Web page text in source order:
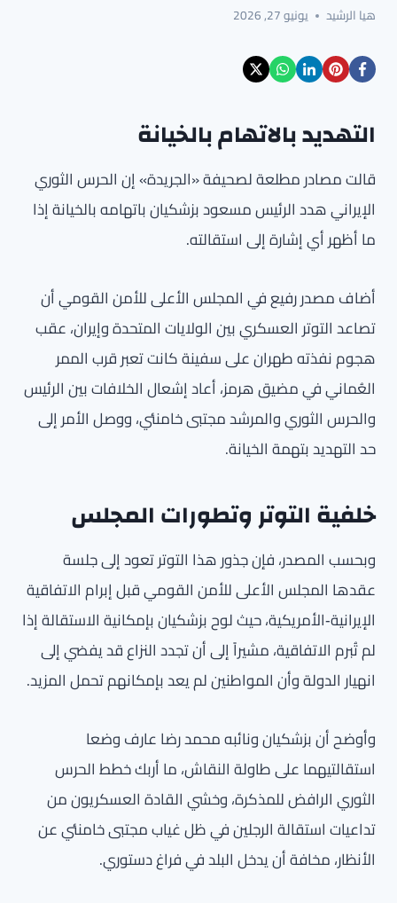
هيا الرشيد يونيو 27, 2026
التهديد بالاتهام بالخيانة
قالت مصادر مطلعة لصحيفة «الجريدة» إن الحرس الثوري
الإيراني هدد الرئيس مسعود بزشكيان باتهامه بالخيانة إذا
ما أظهر أي إشارة إلى استقالته.
أضاف مصدر رفيع في المجلس الأعلى للأمن القومي أن
تصاعد التوتر العسكري بين الولايات المتحدة وإيران، عقب
هجوم نفذته طهران على سفينة كانت تعبر قرب الممر
العُماني في مضيق هرمز، أعاد إشعال الخلافات بين الرئيس
والحرس الثوري والمرشد مجتبى خامنئي، ووصل الأمر إلى
حد التهديد بتهمة الخيانة.
خلفية التوتر وتطورات المجلس
وبحسب المصدر، فإن جذور هذا التوتر تعود إلى جلسة
عقدها المجلس الأعلى للأمن القومي قبل إبرام الاتفاقية
الإيرانية‑الأمريكية، حيث لوح بزشكيان بإمكانية الاستقالة إذا
لم تُبرم الاتفاقية، مشيراً إلى أن تجدد النزاع قد يفضي إلى
انهيار الدولة وأن المواطنين لم يعد بإمكانهم تحمل المزيد.
وأوضح أن بزشكيان ونائبه محمد رضا عارف وضعا
استقالتيهما على طاولة النقاش، ما أربك خطط الحرس
الثوري الرافض للمذكرة، وخشي القادة العسكريون من
تداعيات استقالة الرجلين في ظل غياب مجتبى خامنئي عن
الأنظار، مخافة أن يدخل البلد في فراغ دستوري.